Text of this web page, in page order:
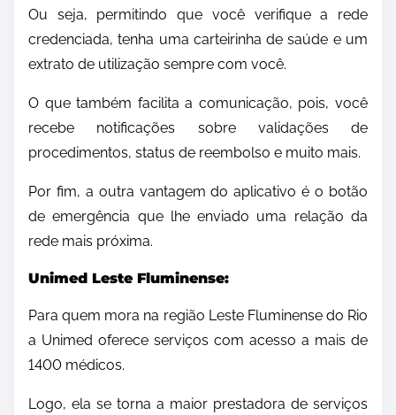
Ou seja, permitindo que você verifique a rede
credenciada, tenha uma carteirinha de saúde e um
extrato de utilização sempre com você.
O que também facilita a comunicação, pois, você
recebe notificações sobre validações de
procedimentos, status de reembolso e muito mais.
Por fim, a outra vantagem do aplicativo é o botão
de emergência que lhe enviado uma relação da
rede mais próxima.
Unimed Leste Fluminense:
Para quem mora na região Leste Fluminense do Rio
a Unimed oferece serviços com acesso a mais de
1400 médicos.
Logo, ela se torna a maior prestadora de serviços